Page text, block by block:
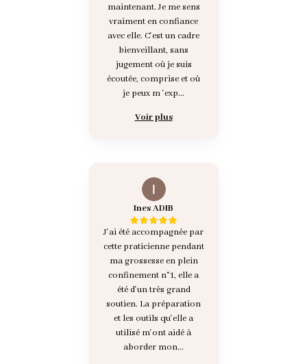
maintenant. Je me sens
vraiment en confiance
avec elle. C'est un cadre
bienveillant, sans
jugement où je suis
écoutée, comprise et où
je peux m 'exp...
Voir plus
Ines ADIB
J'ai été accompagnée par
cette praticienne pendant
ma grossesse en plein
confinement n°1, elle a
été d'un très grand
soutien. La préparation
et les outils qu'elle a
utilisé m'ont aidé à
aborder mon...